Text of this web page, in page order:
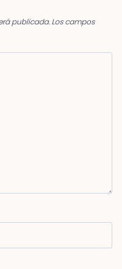
publicada. Los campos